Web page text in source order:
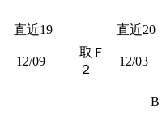
直近19
直近20
12/09
取Ｆ
２
12/03
B